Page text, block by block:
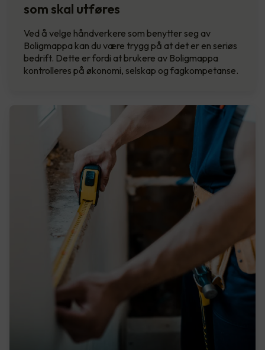
som skal utføres
Ved å velge håndverkere som benytter seg av
Boligmappa kan du være trygg på at det er en seriøs
bedrift. Dette er fordi at brukere av Boligmappa
kontrolleres på økonomi, selskap og fagkompetanse.